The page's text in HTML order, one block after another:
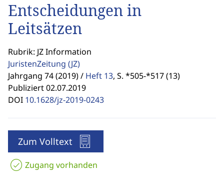
Entscheidungen in
Leitsätzen
Rubrik: JZ Information
JuristenZeitung (JZ)
Jahrgang 74 (2019) / Heft 13, S. *505-*517 (13)
Publiziert 02.07.2019
DOI 10.1628/jz-2019-0243
Zum Volltext
Zugang vorhanden